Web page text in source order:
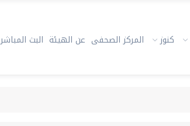
كنوز المركز الصحفى عن الهيئة البث المباشر